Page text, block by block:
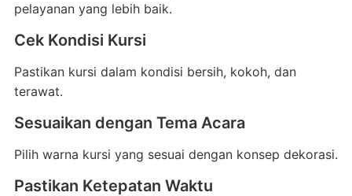
pelayanan yang lebih baik.
Cek Kondisi Kursi
Pastikan kursi dalam kondisi bersih, kokoh, dan
terawat.
Sesuaikan dengan Tema Acara
Pilih warna kursi yang sesuai dengan konsep dekorasi.
Pastikan Ketepatan Waktu